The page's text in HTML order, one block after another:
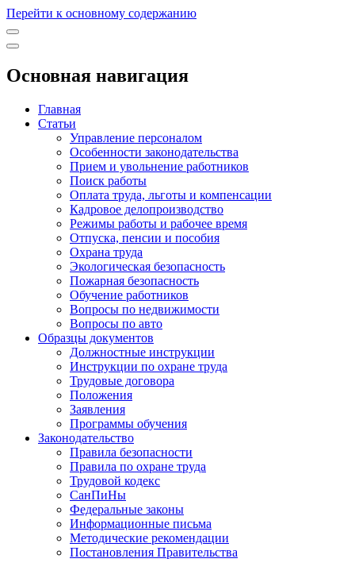
Перейти к основному содержанию
Основная навигация
Главная
Статьи
Управление персоналом
Особенности законодательства
Прием и увольнение работников
Поиск работы
Оплата труда, льготы и компенсации
Кадровое делопроизводство
Режимы работы и рабочее время
Отпуска, пенсии и пособия
Охрана труда
Экологическая безопасность
Пожарная безопасность
Обучение работников
Вопросы по недвижимости
Вопросы по авто
Образцы документов
Должностные инструкции
Инструкции по охране труда
Трудовые договора
Положения
Заявления
Программы обучения
Законодательство
Правила безопасности
Правила по охране труда
Трудовой кодекс
СанПиНы
Федеральные законы
Информационные письма
Методические рекомендации
Постановления Правительства